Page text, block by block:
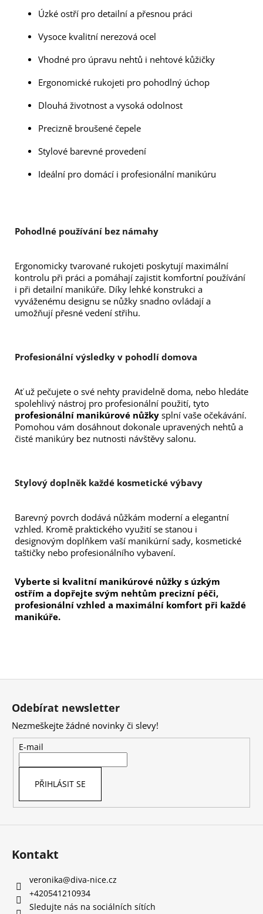
Úzké ostří pro detailní a přesnou práci
Vysoce kvalitní nerezová ocel
Vhodné pro úpravu nehtů i nehtové kůžičky
Ergonomické rukojeti pro pohodlný úchop
Dlouhá životnost a vysoká odolnost
Precizně broušené čepele
Stylové barevné provedení
Ideální pro domácí i profesionální manikúru
Pohodlné používání bez námahy
Ergonomicky tvarované rukojeti poskytují maximální
kontrolu při práci a pomáhají zajistit komfortní používání
i při detailní manikúře. Díky lehké konstrukci a
vyváženému designu se nůžky snadno ovládají a
umožňují přesné vedení střihu.
Profesionální výsledky v pohodlí domova
Ať už pečujete o své nehty pravidelně doma, nebo hledáte
profesionální manikúrové nůžky splní vaše očekávání.
Pomohou vám dosáhnout dokonale upravených nehtů a
čisté manikúry bez nutnosti návštěvy salonu.
Stylový doplněk každé kosmetické výbavy
Barevný povrch dodává nůžkám moderní a elegantní
vzhled. Kromě praktického využití se stanou i
designovým doplňkem vaší manikúrní sady, kosmetické
taštičky nebo profesionálního vybavení.
Vyberte si kvalitní manikúrové nůžky s úzkým
ostřím a dopřejte svým nehtům precizní péči,
profesionální vzhled a maximální komfort při každé
manikúře.
Z
Odebírat newsletter
Nezmeškejte žádné novinky či slevy!
E-mail
PŘIHLÁSIT SE
Kontakt
veronika@diva-nice.cz
+420541210934
Sledujte nás na sociálních sítích